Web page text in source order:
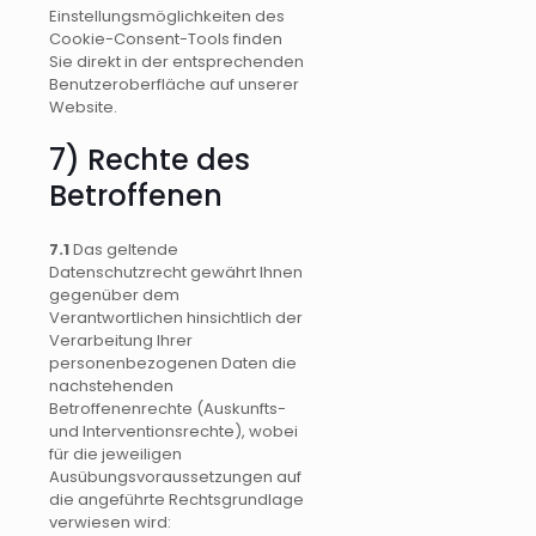
Einstellungsmöglichkeiten des
Cookie-Consent-Tools finden
Sie direkt in der entsprechenden
Benutzeroberfläche auf unserer
Website.
7) Rechte des
Betroffenen
7.1Das geltende
Datenschutzrecht gewährt Ihnen
gegenüber dem
Verantwortlichen hinsichtlich der
Verarbeitung Ihrer
personenbezogenen Daten die
nachstehenden
Betroffenenrechte (Auskunfts-
und Interventionsrechte), wobei
für die jeweiligen
Ausübungsvoraussetzungen auf
die angeführte Rechtsgrundlage
verwiesen wird: